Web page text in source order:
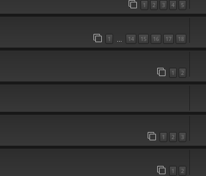
1 2 3 4 5
1 14 15 16 17 18
1 2
1 2 3
1 2